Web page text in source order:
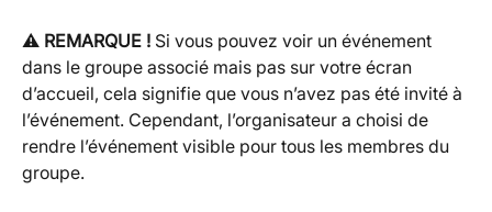
⚠️ REMARQUE ! Si vous pouvez voir un événement
dans le groupe associé mais pas sur votre écran
d’accueil, cela signifie que vous n’avez pas été invité à
l’événement. Cependant, l’organisateur a choisi de
rendre l’événement visible pour tous les membres du
groupe.